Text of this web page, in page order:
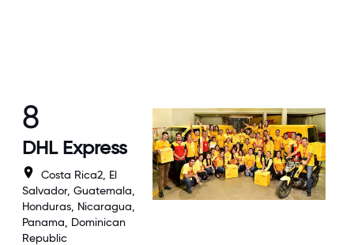
8
DHL Express
Costa Rica2, El
Salvador, Guatemala,
Honduras, Nicaragua,
Panama, Dominican
Republic